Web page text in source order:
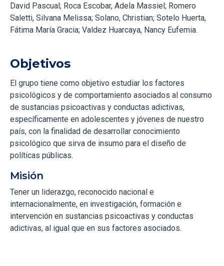
David Pascual; Roca Escobar, Adela Massiel; Romero
Saletti, Silvana Melissa; Solano, Christian; Sotelo Huerta,
Fátima María Gracia; Valdez Huarcaya, Nancy Eufemia.
Objetivos
El grupo tiene como objetivo estudiar los factores
psicológicos y de comportamiento asociados al consumo
de sustancias psicoactivas y conductas adictivas,
específicamente en adolescentes y jóvenes de nuestro
país, con la finalidad de desarrollar conocimiento
psicológico que sirva de insumo para el diseño de
políticas públicas.
Misión
Tener un liderazgo, reconocido nacional e
internacionalmente, en investigación, formación e
intervención en sustancias psicoactivas y conductas
adictivas, al igual que en sus factores asociados.